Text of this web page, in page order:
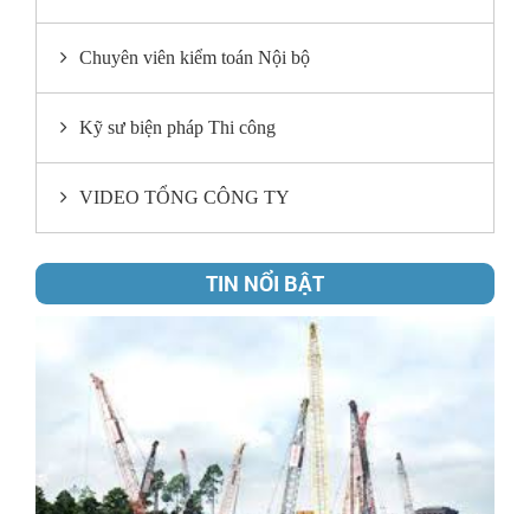
Chuyên viên kiểm toán Nội bộ
Kỹ sư biện pháp Thi công
VIDEO TỔNG CÔNG TY
TIN NỔI BẬT